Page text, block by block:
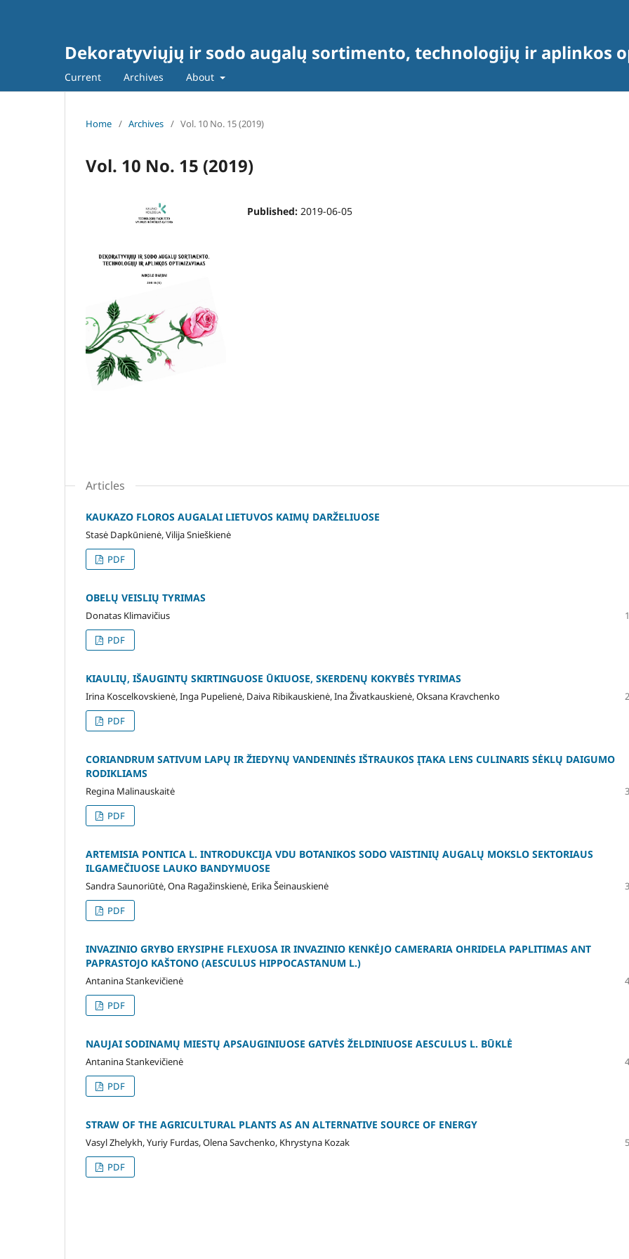
Dekoratyviųjų ir sodo augalų sortimento, technologijų ir aplinkos
Current Archives About
Home / Archives / Vol. 10 No. 15 (2019)
Vol. 10 No. 15 (2019)
Published: 2019-06-05
Articles
KAUKAZO FLOROS AUGALAI LIETUVOS KAIMŲ DARŽELIUOSE
Stasė Dapkūnienė, Vilija Snieškienė
PDF
OBELŲ VEISLIŲ TYRIMAS
Donatas Klimavičius
PDF
KIAULIŲ, IŠAUGINTŲ SKIRTINGUOSE ŪKIUOSE, SKERDENŲ KOKYBĖS TYRIMAS
Irina Koscelkovskienė, Inga Pupelienė, Daiva Ribikauskienė, Ina Živatkauskienė, Oksana Kravchenko
PDF
CORIANDRUM SATIVUM LAPŲ IR ŽIEDYNŲ VANDENINĖS IŠTRAUKOS ĮTAKA LENS CULINARIS SĖKLŲ DAIGUMO
RODIKLIAMS
Regina Malinauskaitė
PDF
ARTEMISIA PONTICA L. INTRODUKCIJA VDU BOTANIKOS SODO VAISTINIŲ AUGALŲ MOKSLO SEKTORIAUS
ILGAMEČIUOSE LAUKO BANDYMUOSE
Sandra Saunoriūtė, Ona Ragažinskienė, Erika Šeinauskienė
PDF
INVAZINIO GRYBO ERYSIPHE FLEXUOSA IR INVAZINIO KENKĖJO CAMERARIA OHRIDELA PAPLITIMAS ANT
PAPRASTOJO KAŠTONO (AESCULUS HIPPOCASTANUM L.)
Antanina Stankevičienė
PDF
NAUJAI SODINAMŲ MIESTŲ APSAUGINIUOSE GATVĖS ŽELDINIUOSE AESCULUS L. BŪKLĖ
Antanina Stankevičienė
PDF
STRAW OF THE AGRICULTURAL PLANTS AS AN ALTERNATIVE SOURCE OF ENERGY
Vasyl Zhelykh, Yuriy Furdas, Olena Savchenko, Khrystyna Kozak
PDF